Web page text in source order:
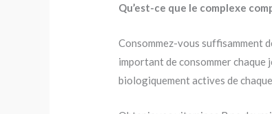
Qu’est-ce que le complexe
Consommez-vous suffisamment
important de consommer
biologiquement actives de